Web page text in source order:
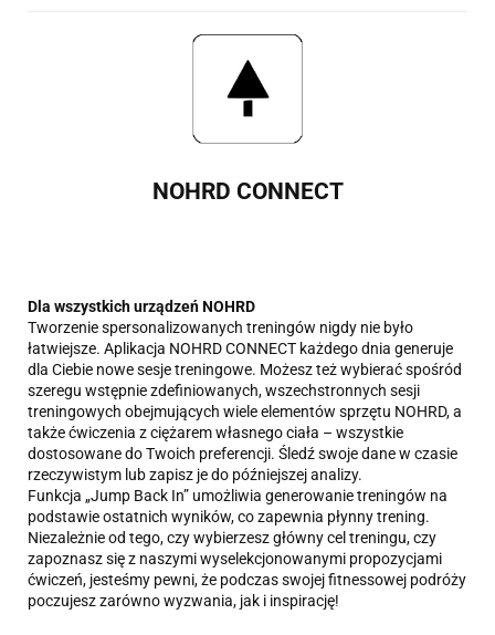
NOHRD CONNECT
Dla wszystkich urządzeń NOHRD
Tworzenie spersonalizowanych treningów nigdy nie było
łatwiejsze. Aplikacja NOHRD CONNECT każdego dnia generuje
dla Ciebie nowe sesje treningowe. Możesz też wybierać spośród
szeregu wstępnie zdefiniowanych, wszechstronnych sesji
treningowych obejmujących wiele elementów sprzętu NOHRD, a
także ćwiczenia z ciężarem własnego ciała – wszystkie
dostosowane do Twoich preferencji. Śledź swoje dane w czasie
rzeczywistym lub zapisz je do późniejszej analizy.
Funkcja „Jump Back In” umożliwia generowanie treningów na
podstawie ostatnich wyników, co zapewnia płynny trening.
Niezależnie od tego, czy wybierzesz główny cel treningu, czy
zapoznasz się z naszymi wyselekcjonowanymi propozycjami
ćwiczeń, jesteśmy pewni, że podczas swojej fitnessowej podróży
poczujesz zarówno wyzwania, jak i inspirację!